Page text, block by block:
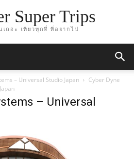
Super Trips
เถอะ เที่ยวทุกที่ ที่อยากไป
– Universal Studio Japan
Cyber Dyne
– Universal